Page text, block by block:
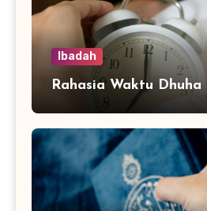
Ibadah
Rahasia Waktu Dhuha